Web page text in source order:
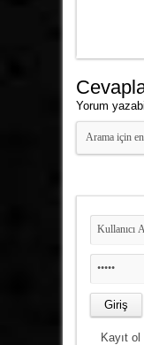
Yorum
Kayıt ol